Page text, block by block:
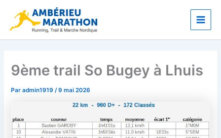
contenu
Main
9ème trail So Bugey à Lhuis
Paradmin1919/9 mai 2026